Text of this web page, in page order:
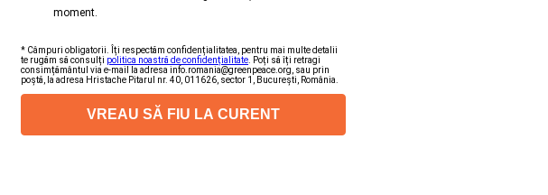
moment.
* Câmpuri obligatorii. Îți respectăm confidențialitatea, pentru mai multe detalii
te rugăm să consulți politica noastră de confidențialitate . Poți să îți retragi
consimțământul via e-mail la adresa info.romania@greenpeace.org, sau prin
poștă, la adresa Hristache Pitarul nr. 40, 011626, sector 1, București, România.